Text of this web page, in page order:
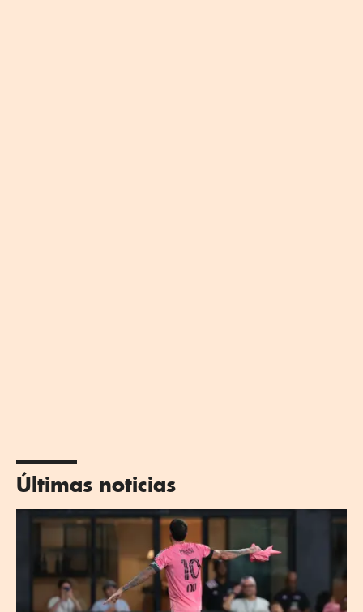
Últimas noticias